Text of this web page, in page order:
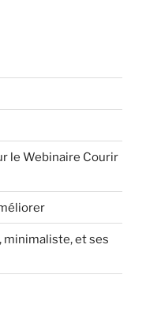
le Webinaire Courir
minimaliste, et ses